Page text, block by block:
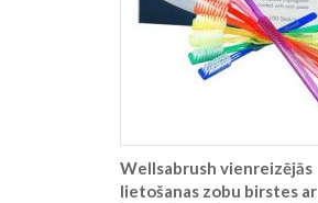
Wellsabrush vienreizējās
lietošanas zobu birstes ar